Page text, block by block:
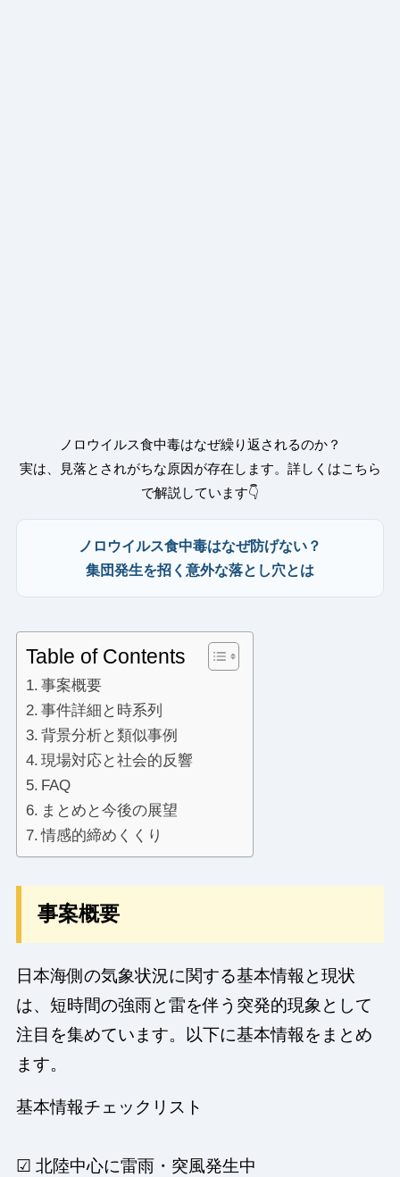
ノロウイルス食中毒はなぜ繰り返されるのか？
実は、見落とされがちな原因が存在します。詳しくはこちら
で解説しています👇
ノロウイルス食中毒はなぜ防げない？
集団発生を招く意外な落とし穴とは
Table of Contents
事案概要
事件詳細と時系列
背景分析と類似事例
現場対応と社会的反響
FAQ
まとめと今後の展望
情感的締めくくり
事案概要
日本海側の気象状況に関する基本情報と現状
は、短時間の強雨と雷を伴う突発的現象として
注目を集めています。以下に基本情報をまとめ
ます。
基本情報チェックリスト
☑ 北陸中心に雷雨・突風発生中